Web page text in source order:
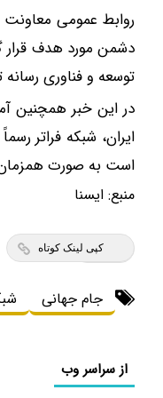
روابط عمومی
دشمن مورد هدف قرار
توسعه و فناوری
است به صورت همزمان
منبع: ايسنا
کپی لینک کوتاه
جام جهانی
از سراسر وب